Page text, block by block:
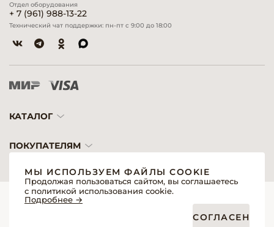
Отдел оборудования
+ 7 (961) 988-13-22
Технический чат поддержки: пн-пт с 9:00 до 18:00
КАТАЛОГ
ПОКУПАТЕЛЯМ
© 2026 «Модерн»— Косметика и оборудование для профессионалов
Создание сайтов
МЫ ИСПОЛЬЗУЕМ ФАЙЛЫ COOKIE
Продолжая пользоваться сайтом, вы соглашаетесь
с политикой использования cookie.
Подробнее →
СОГЛАСЕН